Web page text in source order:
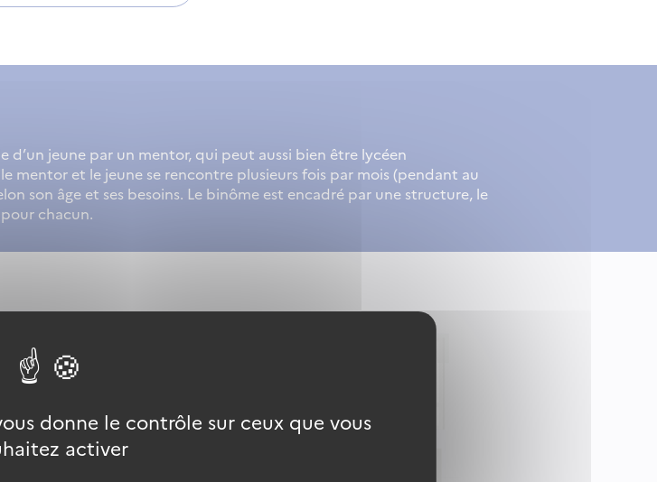
d’un jeune par un mentor, qui peut aussi bien être lycéen
mentor et le jeune se rencontre plusieurs fois par mois (pendant au
son âge et ses besoins. Le binôme est encadré par une structure, le
chacun.
donne le contrôle sur ceux que vous
activer